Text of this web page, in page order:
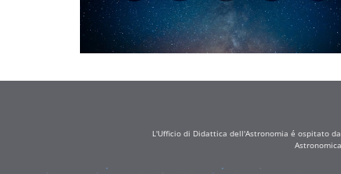
L'Ufficio di Didattica dell'Astronomia é ospitato